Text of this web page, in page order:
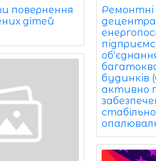
повернення
дітей
Ремонтні
будинків
активно